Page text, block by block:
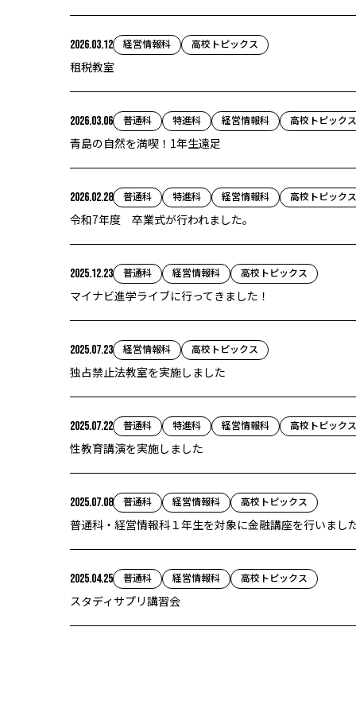
2026.03.12 経営情報科 高校トピックス
租税教室
2026.03.06 普通科 特進科 経営情報科 高校トピックス
青島の自然を満喫！1年生遠足
2026.02.28 普通科 特進科 経営情報科 高校トピックス
令和7年度 卒業式が行われました。
2025.12.23 普通科 経営情報科 高校トピックス
マイナビ進学ライブに行ってきました！
2025.07.23 経営情報科 高校トピックス
独占禁止法教室を実施しました
2025.07.22 普通科 特進科 経営情報科 高校トピックス
性教育講演を実施しました
2025.07.08 普通科 経営情報科 高校トピックス
普通科・経営情報科１年生を対象に金融講座を行いまし
2025.04.25 普通科 経営情報科 高校トピックス
スタディサプリ講習会